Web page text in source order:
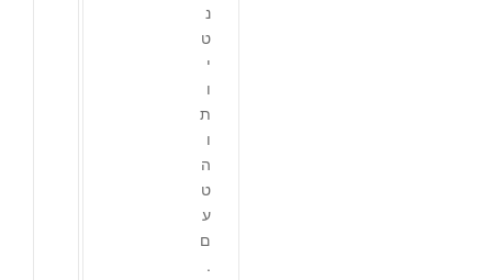
נ
ט
י
ו
ת
ו
ה
ט
ע
ם
.